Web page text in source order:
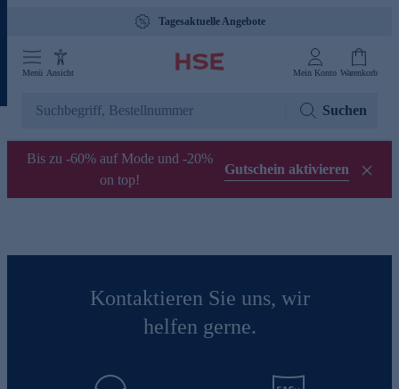
Tagesaktuelle Angebote
Menü Ansicht Mein Konto Warenkorb
Suchen
Bis zu -60% auf Mode und -20%
on top!
Gutschein aktivieren
Kontaktieren Sie uns, wir
helfen gerne.